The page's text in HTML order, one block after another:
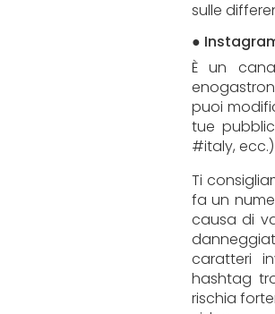
sulle
●
È un
puoi
tue
#italy,
Ti
fa un
causa di
caratteri
hashtag
rischia